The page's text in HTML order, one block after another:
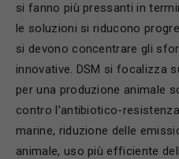
si fanno più pressanti in
le soluzioni si riducono
si devono concentrare gli
innovative. DSM si focalizza
per una produzione animale
contro l’antibiotico-
marine, riduzione delle
animale, uso più efficiente